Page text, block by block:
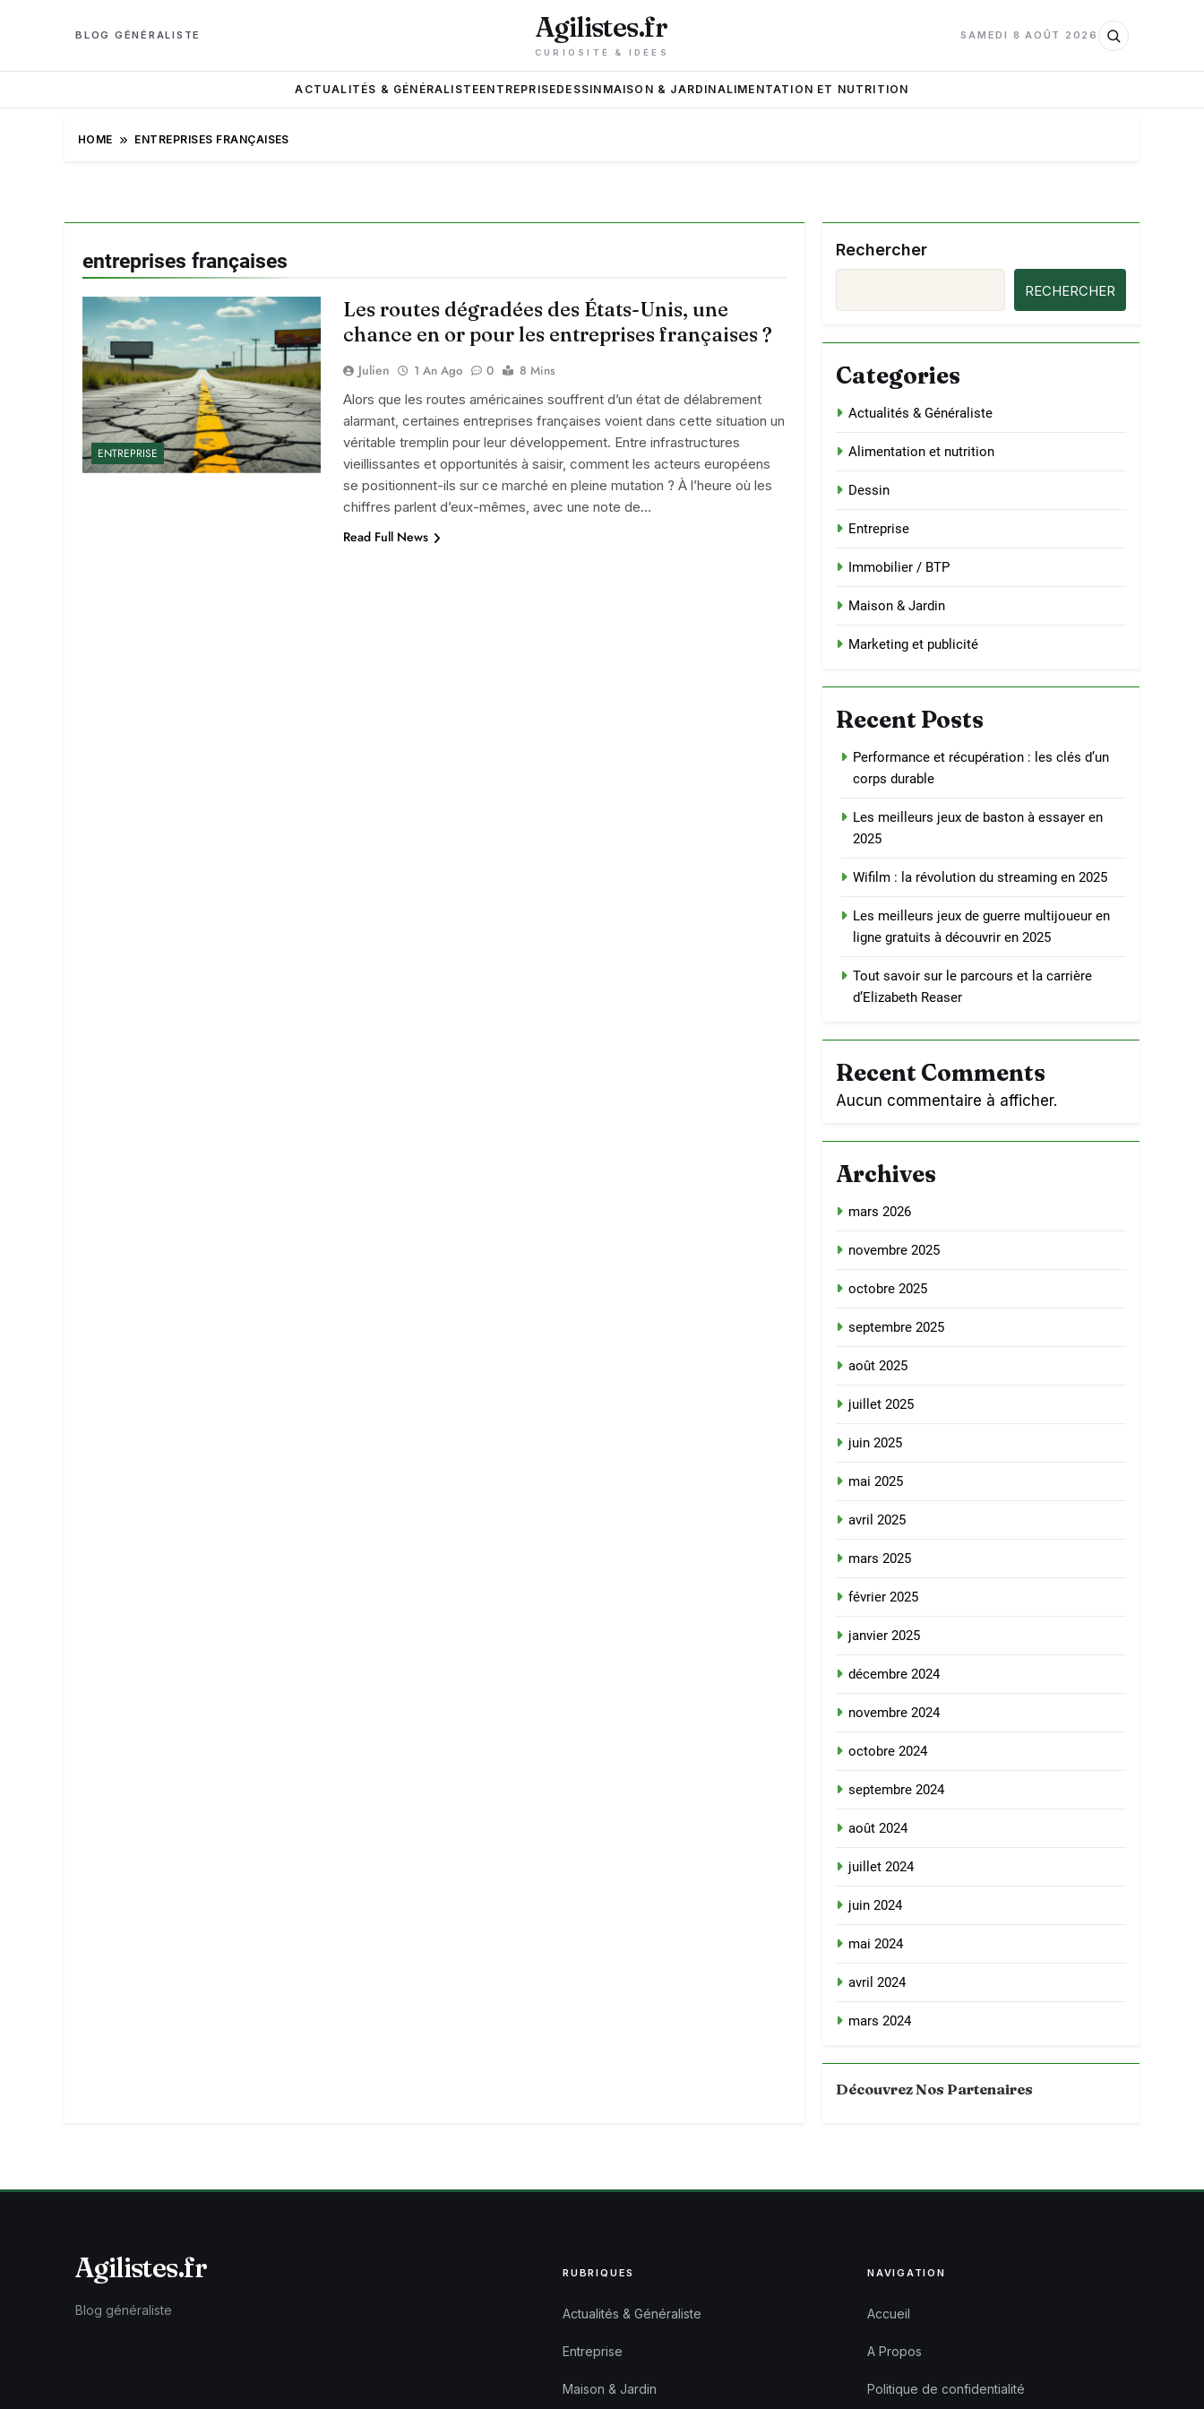
BLOG GÉNÉRALISTE Agilistes.fr
CURIOSITÉ & IDÉES
SAMEDI 8 AOÛT 2026
ACTUALITÉS & GÉNÉRALISTEENTREPRISEDESSIN MAISON & JARDINALIMENTATION ET NUTRITION
HOME ENTREPRISES FRANÇAISES
entreprises françaises
ENTREPRISE
Les routes dégradées des États-Unis, une
chance en or pour les entreprises françaises ?
Julien 1 An Ago 0
8 Mins
Alors que les routes américaines souffrent d’un état de délabrement
alarmant, certaines entreprises françaises voient dans cette situation un
véritable tremplin pour leur développement. Entre infrastructures
vieillissantes et opportunités à saisir, comment les acteurs européens
se positionnent-ils sur ce marché en pleine mutation ? À l’heure où les
chiffres parlent d’eux-mêmes, avec une note de…
Read Full News
Rechercher
RECHERCHER
Categories
Actualités & Généraliste
Alimentation et nutrition
Dessin
Entreprise
Immobilier / BTP
Maison & Jardin
Marketing et publicité
Recent Posts
Performance et récupération : les clés d’un
corps durable
Les meilleurs jeux de baston à essayer en
2025
Wifilm : la révolution du streaming en 2025
Les meilleurs jeux de guerre multijoueur en
ligne gratuits à découvrir en 2025
Tout savoir sur le parcours et la carrière
d’Elizabeth Reaser
Recent Comments
Aucun commentaire à afficher.
Archives
mars 2026
novembre 2025
octobre 2025
septembre 2025
août 2025
juillet 2025
juin 2025
mai 2025
avril 2025
mars 2025
février 2025
janvier 2025
décembre 2024
novembre 2024
octobre 2024
septembre 2024
août 2024
juillet 2024
juin 2024
mai 2024
avril 2024
mars 2024
Découvrez Nos Partenaires
Agilistes.fr
Blog généraliste
RUBRIQUES
Actualités & Généraliste
Entreprise
Maison & Jardin
NAVIGATION
Accueil
A Propos
Politique de confidentialité